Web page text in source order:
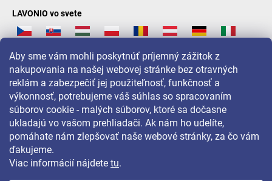
Aby sme vám mohli poskytnúť príjemný zážitok z
nakupovania na našej webovej stránke bez otravných
reklám a zabezpečiť jej použiteľnosť, funkčnosť a
výkonnosť, potrebujeme váš súhlas so spracovaním
súborov cookie - malých súborov, ktoré sa dočasne
ukladajú vo vašom prehliadači. Ak nám ho udelíte,
pomáhate nám zlepšovať naše webové stránky, za čo vám
ďakujeme.
Viac informácií nájdete tu.
LAVONIO vo svete
Pre akcie, súťaže a zľavy nás sledujte na: